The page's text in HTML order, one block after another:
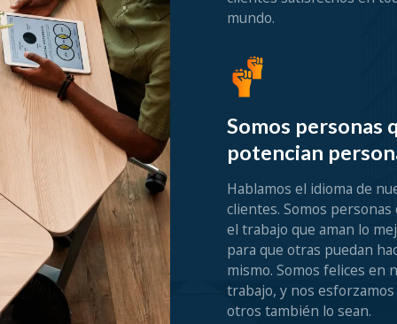
mundo.
Somos personas
potencian
Hablamos el idioma de
clientes. Somos personas
el trabajo que aman lo
para que otras puedan
mismo. Somos felices en
trabajo, y nos
otros también lo sean.